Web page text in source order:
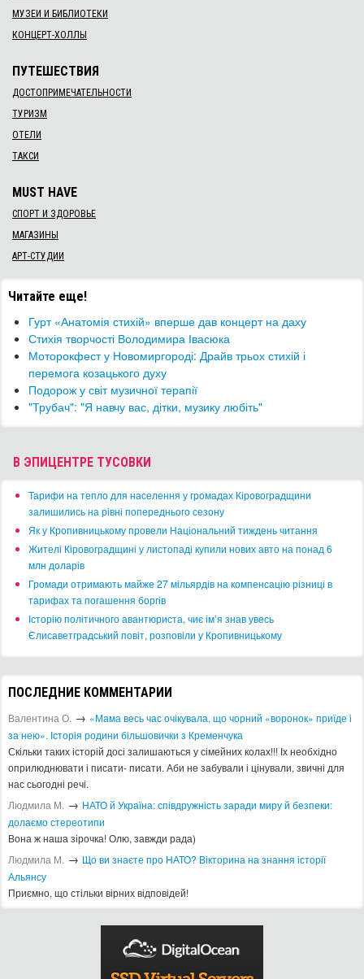
МУЗЕИ И БИБЛИОТЕКИ
КОНЦЕРТ-ХОЛЛЫ
ПУТЕШЕСТВИЯ
ДОСТОПРИМЕЧАТЕЛЬНОСТИ
ТУРИЗМ
ОТЕЛИ
ТАКСИ
MUST HAVE
СПОРТ И ЗДОРОВЬЕ
МАГАЗИНЫ
АРТ-СТУДИИ
Читайте еще!
​Гурт «Анатомія стихій» вперше дав концерт на даху
Стихія творчості Володимира Івасюка
Моторокфест у Новомиргороді: Драйв трьох стихій і
перемога козацького духу
​Подорож у світ музичної терапії
"Трубач": "Я навчу вас, дітки, музику любіть"
В ЭПИЦЕНТРЕ ТУСОВКИ
​Тарифи на тепло для населення у громадах Кіровоградщини
залишились на рівні попереднього сезону
​Як у Кропивницькому провели Національний тиждень читання
​Жителі Кіровоградщині у листопаді купили нових авто на понад 6
млн доларів
​Громади отримають майже 27 мільярдів на компенсацію різниці в
тарифах та погашення боргів
Історію політичного авантюриста, чиє ім’я знав увесь
Єлисаветградський повіт, розповіли у Кропивницькому
ПОСЛЕДНИЕ КОММЕНТАРИИ
Валентина О. → «Мама весь час очікувала, що чорний «воронок» приїде і
за нею». Історія родини більшовички з Кременчука
Скільки таких історій досі залишаються у сімейних колах!!! Іх необхідно
оприлюднювати і писати- писати. Аби не забували і цінували, звичні для
нас сьогодні речі.
Людмила М. → ​НАТО й Україна: співдружність заради миру й безпеки:
долаємо стереотипи
Вона ж наша зірочка! Олю, завжди рада)
Людмила М. → Що ви знаєте про НАТО? Вікторина на знання історії
Альянсу ​
Приємно, що стільки вірних відповідей!